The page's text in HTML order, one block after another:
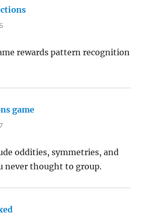
rewards pattern recognition
game
oddities, symmetries, and
never thought to group.